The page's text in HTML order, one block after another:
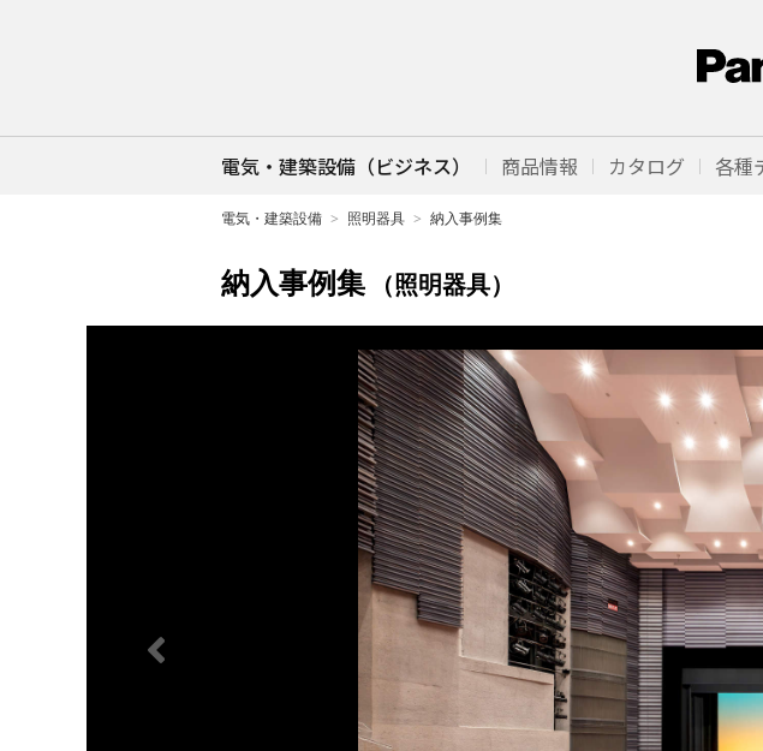
電気・建築設備（ビジネス） 商品情報 カタログ 各種
電気・建築設備 照明器具 納入事例集
納入事例集 （照明器具）